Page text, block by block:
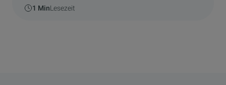
1 MinLesezeit